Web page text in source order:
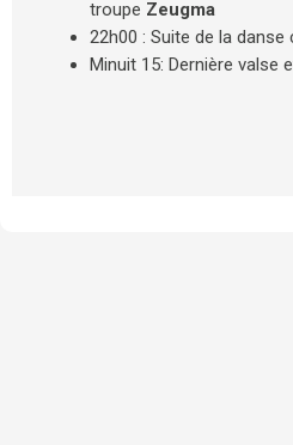
troupe Zeugma
22h00 : Suite de la danse
Minuit 15: Dernière valse